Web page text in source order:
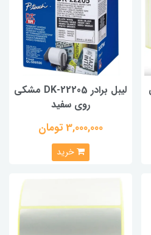
لیبل برادر DK-22205 مشکی
روی سفید
3,000,000 تومان
خرید